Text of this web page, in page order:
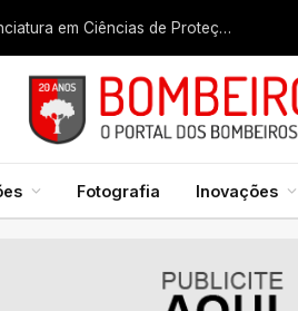
Liga dos Bombeiros quer fazer nascer licenciatura em Ciências de Proteção Civil e Bombeiros
Fotografia Inovações